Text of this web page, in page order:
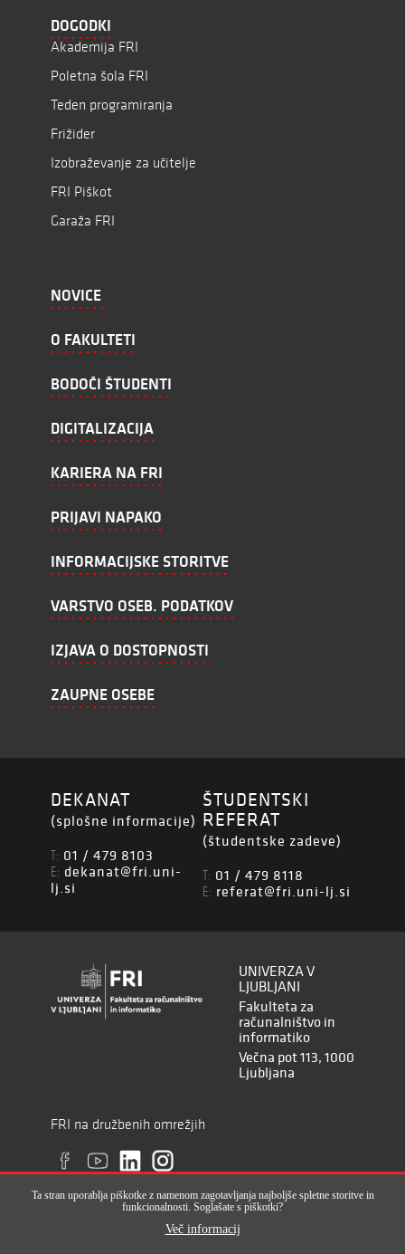
DOGODKI
Akademija FRI
Poletna šola FRI
Teden programiranja
Frižider
Izobraževanje za učitelje
FRI Piškot
Garaža FRI
NOVICE
O FAKULTETI
BODOČI ŠTUDENTI
DIGITALIZACIJA
KARIERA NA FRI
PRIJAVI NAPAKO
INFORMACIJSKE STORITVE
VARSTVO OSEB. PODATKOV
IZJAVA O DOSTOPNOSTI
ZAUPNE OSEBE
DEKANAT
(splošne informacije)
T: 01 / 479 8103
E: dekanat@fri.uni-
lj.si
ŠTUDENTSKI
REFERAT
(študentske zadeve)
T: 01 / 479 8118
E: referat@fri.uni-lj.si
UNIVERZA V
LJUBLJANI
Fakulteta za
računalništvo in
informatiko
Večna pot 113, 1000
Ljubljana
FRI na družbenih omrežjih
Ta stran uporablja piškotke z namenom zagotavljanja najboljše spletne storitve in
funkcionalnosti. Soglašate s piškotki?
Več informacij